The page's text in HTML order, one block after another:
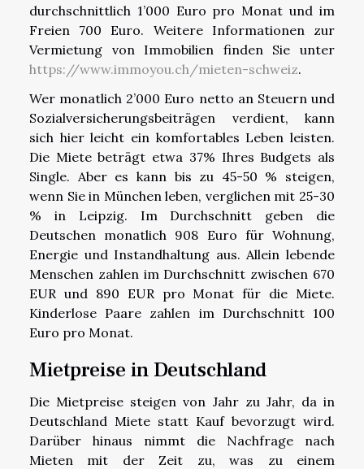
durchschnittlich 1’000 Euro pro Monat und im
Freien 700 Euro. Weitere Informationen zur
Vermietung von Immobilien finden Sie unter
https://www.immoyou.ch/mieten-schweiz.
Wer monatlich 2’000 Euro netto an Steuern und
Sozialversicherungsbeiträgen verdient, kann
sich hier leicht ein komfortables Leben leisten.
Die Miete beträgt etwa 37% Ihres Budgets als
Single. Aber es kann bis zu 45-50 % steigen,
wenn Sie in München leben, verglichen mit 25-30
% in Leipzig. Im Durchschnitt geben die
Deutschen monatlich 908 Euro für Wohnung,
Energie und Instandhaltung aus. Allein lebende
Menschen zahlen im Durchschnitt zwischen 670
EUR und 890 EUR pro Monat für die Miete.
Kinderlose Paare zahlen im Durchschnitt 100
Euro pro Monat.
Mietpreise in Deutschland
Die Mietpreise steigen von Jahr zu Jahr, da in
Deutschland Miete statt Kauf bevorzugt wird.
Darüber hinaus nimmt die Nachfrage nach
Mieten mit der Zeit zu, was zu einem